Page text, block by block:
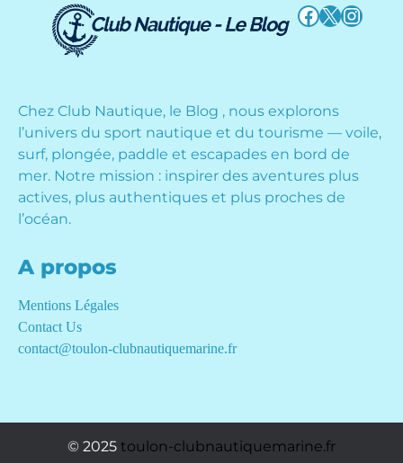
Facebook
X
Chez Club Nautique, le Blog , nous explorons
l’univers du sport nautique et du tourisme — voile,
surf, plongée, paddle et escapades en bord de
mer. Notre mission : inspirer des aventures plus
actives, plus authentiques et plus proches de
l’océan.
A propos
Mentions Légales
Contact Us
contact@toulon-clubnautiquemarine.fr
© 2025 toulon-clubnautiquemarine.fr